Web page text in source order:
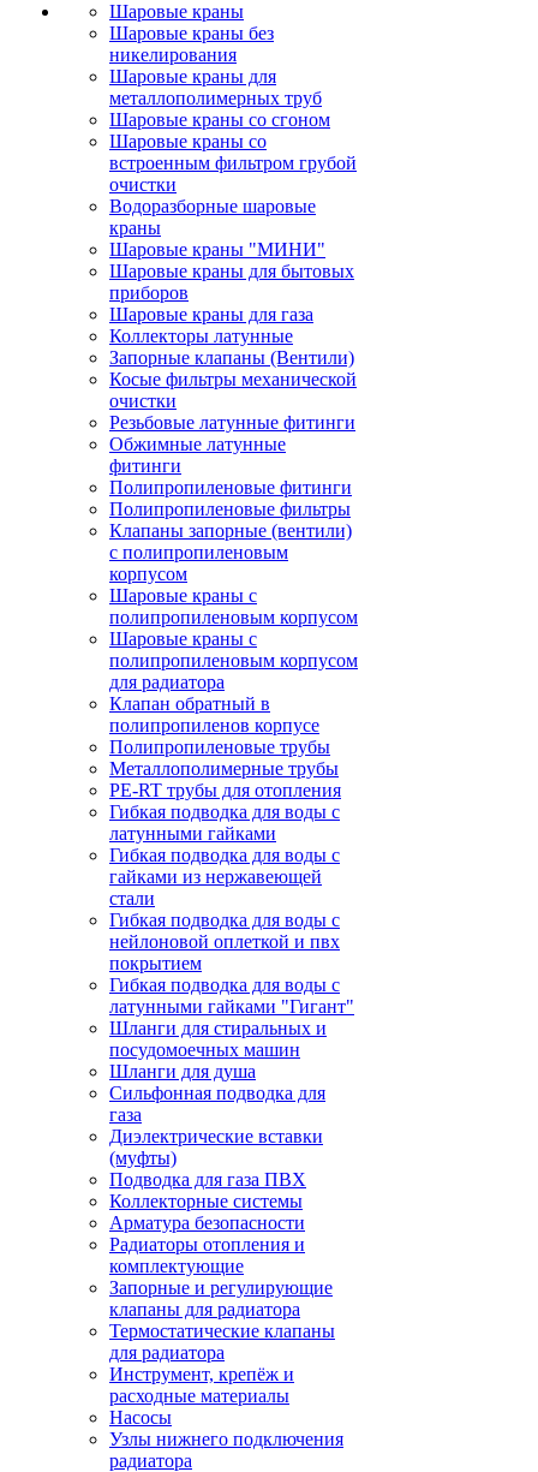
Шаровые краны
Шаровые краны без
никелирования
Шаровые краны для
металлополимерных труб
Шаровые краны со сгоном
Шаровые краны со
встроенным фильтром грубой
очистки
Водоразборные шаровые
краны
Шаровые краны "МИНИ"
Шаровые краны для бытовых
приборов
Шаровые краны для газа
Коллекторы латунные
Запорные клапаны (Вентили)
Косые фильтры механической
очистки
Резьбовые латунные фитинги
Обжимные латунные
фитинги
Полипропиленовые фитинги
Полипропиленовые фильтры
Клапаны запорные (вентили)
с полипропиленовым
корпусом
Шаровые краны с
полипропиленовым корпусом
Шаровые краны с
полипропиленовым корпусом
для радиатора
Клапан обратный в
полипропиленов корпусе
Полипропиленовые трубы
Металлополимерные трубы
PE-RT трубы для отопления
Гибкая подводка для воды с
латунными гайками
Гибкая подводка для воды с
гайками из нержавеющей
стали
Гибкая подводка для воды с
нейлоновой оплеткой и пвх
покрытием
Гибкая подводка для воды с
латунными гайками "Гигант"
Шланги для стиральных и
посудомоечных машин
Шланги для душа
Сильфонная подводка для
газа
Диэлектрические вставки
(муфты)
Подводка для газа ПВХ
Коллекторные системы
Арматура безопасности
Радиаторы отопления и
комплектующие
Запорные и регулирующие
клапаны для радиатора
Термостатические клапаны
для радиатора
Инструмент, крепёж и
расходные материалы
Насосы
Узлы нижнего подключения
радиатора